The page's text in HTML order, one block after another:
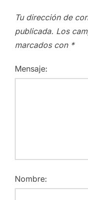
Tu dirección de
publicada. Los
marcados con *
Mensaje:
Nombre: